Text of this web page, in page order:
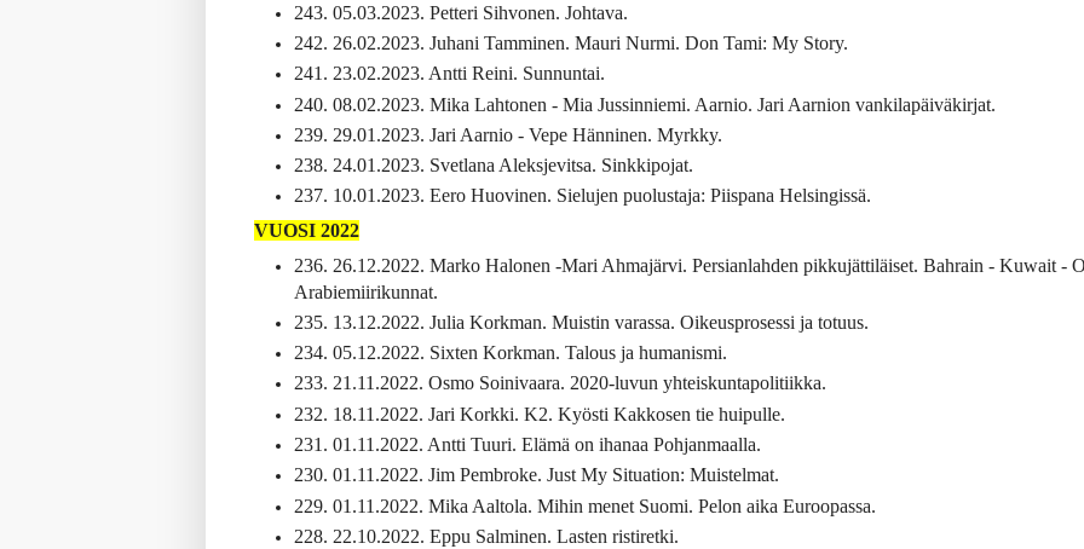
243. 05.03.2023. Petteri Sihvonen. Johtava.
242. 26.02.2023. Juhani Tamminen. Mauri Nurmi. Don Tami: My Story.
241. 23.02.2023. Antti Reini. Sunnuntai.
240. 08.02.2023. Mika Lahtonen - Mia Jussinniemi. Aarnio. Jari Aarnion vankilapäiväkirjat.
239. 29.01.2023. Jari Aarnio - Vepe Hänninen. Myrkky.
238. 24.01.2023. Svetlana Aleksjevitsa. Sinkkipojat.
237. 10.01.2023. Eero Huovinen. Sielujen puolustaja: Piispana Helsingissä.
VUOSI 2022
236. 26.12.2022. Marko Halonen -Mari Ahmajärvi. Persianlahden pikkujättiläiset. Bahrain - Kuwait -
Arabiemiirikunnat.
235. 13.12.2022. Julia Korkman. Muistin varassa. Oikeusprosessi ja totuus.
234. 05.12.2022. Sixten Korkman. Talous ja humanismi.
233. 21.11.2022. Osmo Soinivaara. 2020-luvun yhteiskuntapolitiikka.
232. 18.11.2022. Jari Korkki. K2. Kyösti Kakkosen tie huipulle.
231. 01.11.2022. Antti Tuuri. Elämä on ihanaa Pohjanmaalla.
230. 01.11.2022. Jim Pembroke. Just My Situation: Muistelmat.
229. 01.11.2022. Mika Aaltola. Mihin menet Suomi. Pelon aika Euroopassa.
228. 22.10.2022. Eppu Salminen. Lasten ristiretki.